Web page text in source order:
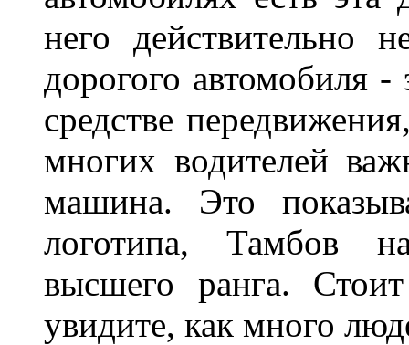
него действительно
дорогого автомобиля
средстве
многих водителей
машина. Это
логотипа, Тамбов
высшего ранга.
увидите, как много